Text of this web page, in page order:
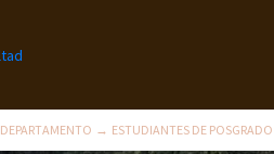
DEPARTAMENTO → ESTUDIANTES DE POSGRADO